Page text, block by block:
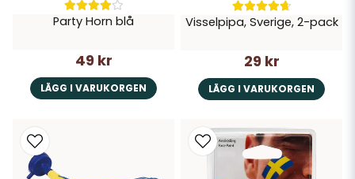
Party Horn blå
49 kr
LÄGG I VARUKORGEN
Visselpipa, Sverige, 2-pack
29 kr
LÄGG I VARUKORGEN